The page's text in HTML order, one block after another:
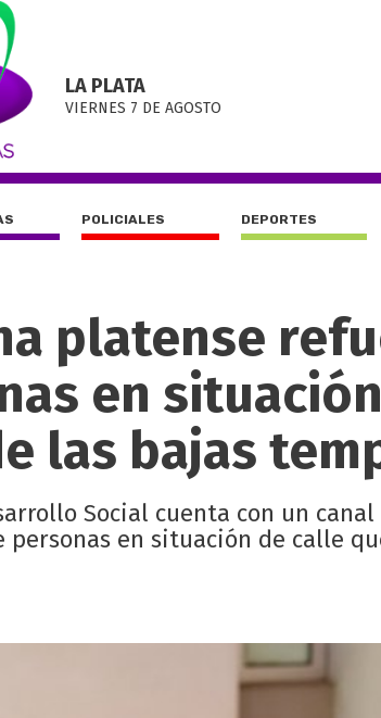
LA PLATA
VIERNES 7 DE AGOSTO
POLICIALES DEPORTES
platense
en
las bajas
Social cuenta con un
personas en situación de calle